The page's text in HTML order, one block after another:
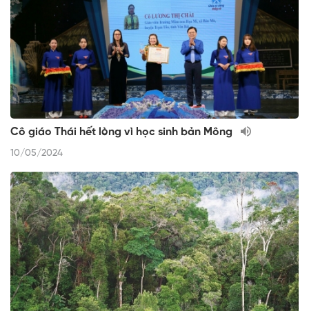
Cô giáo Thái hết lòng vì học sinh bản Mông
10/05/2024